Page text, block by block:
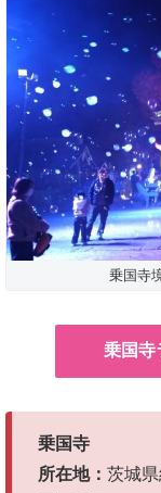
乗国寺
乗国寺
乗国寺
所在地： 茨城